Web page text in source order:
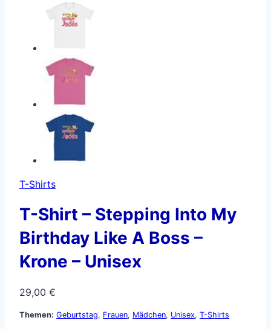
T-Shirts
T-Shirt – Stepping Into My
Birthday Like A Boss –
Krone – Unisex
29,00 €
Themen: Geburtstag, Frauen, Mädchen, Unisex, T-Shirts